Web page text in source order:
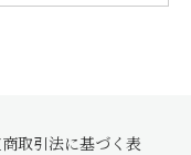
取引法に基づく表